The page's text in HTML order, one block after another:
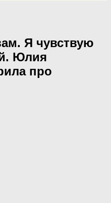
Я чувствую
Юлия
про